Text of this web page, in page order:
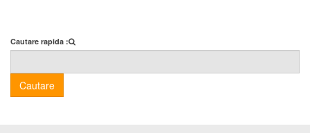
Cautare rapida :
Cautare